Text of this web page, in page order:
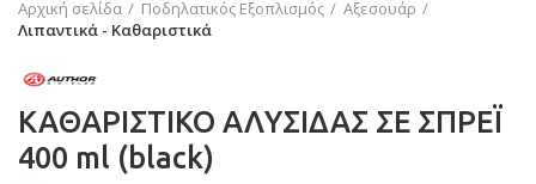
Αρχική σελίδα Ποδηλατικός Εξοπλισμός
Αξεσουάρ
Λιπαντικά - Καθαριστικά
ΚΑΘΑΡΙΣΤΙΚΟ ΑΛΥΣΙΔΑΣ ΣΕ ΣΠΡΕΪ
400 ml (black)